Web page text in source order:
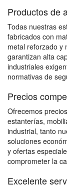
Productos de
Todas nuestras
fabricados con
metal reforzado y
garantizan alta
industriales
normativas de
Precios
Ofrecemos
estanterías,
industrial, tanto
soluciones
y ofertas
comprometer la
Excelente